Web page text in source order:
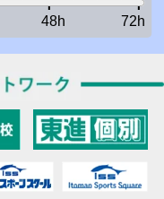
48h 72h